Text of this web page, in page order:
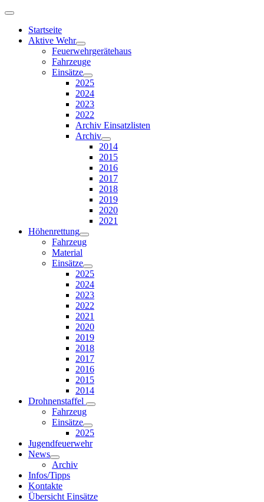
Startseite
Aktive Wehr
Feuerwehrgerätehaus
Fahrzeuge
Einsätze
2025
2024
2023
2022
Archiv Einsatzlisten
Archiv
2014
2015
2016
2017
2018
2019
2020
2021
Höhenrettung
Fahrzeug
Material
Einsätze
2025
2024
2023
2022
2021
2020
2019
2018
2017
2016
2015
2014
Drohnenstaffel
Fahrzeug
Einsätze
2025
Jugendfeuerwehr
News
Archiv
Infos/Tipps
Kontakte
Übersicht Einsätze